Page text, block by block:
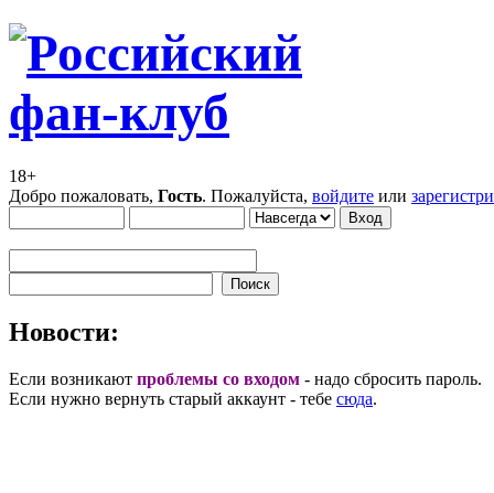
18+
Добро пожаловать, Гость. Пожалуйста, войдите или
Новости:
Если возникают проблемы со входом - надо сбросить пароль.
Если нужно вернуть старый аккаунт - тебе сюда.